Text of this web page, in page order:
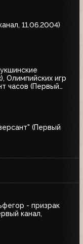
Анонс "Спецназ" (1 канал, 11.06.2004)
Олимпийских игр
часов (Первый
(Первый
- призрак
канал,